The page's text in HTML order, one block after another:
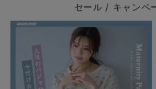
セール / キャンペ